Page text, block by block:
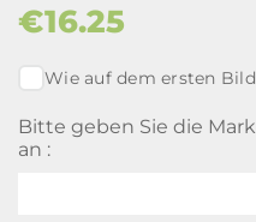
€16.25
Wie auf dem ersten
Bitte geben Sie die
an :